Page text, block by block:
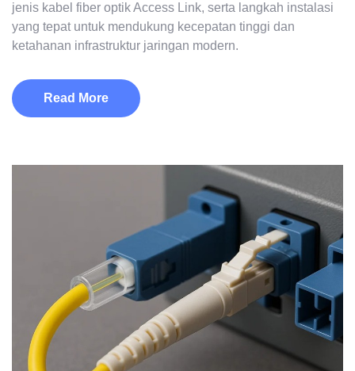
jenis kabel fiber optik Access Link, serta langkah instalasi
yang tepat untuk mendukung kecepatan tinggi dan
ketahanan infrastruktur jaringan modern.
Read More